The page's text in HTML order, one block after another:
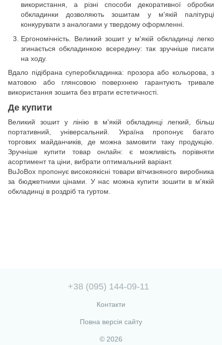
використання, а різні способи декоративної обробки
обкладинки дозволяють зошитам у м'якій палітурці
конкурувати з аналогами у твердому оформленні.
Ергономічність. Великий зошит у м'якій обкладинці легко
згинається обкладинкою всередину: так зручніше писати
на ходу.
Вдало підібрана суперобкладинка: прозора або кольорова, з
матовою або глянсовою поверхнею гарантують тривале
використання зошита без втрати естетичності.
Де купити
Великий зошит у лінію в м'якій обкладинці легкий, більш
портативний, універсальний. Україна пропонує багато
торгових майданчиків, де можна замовити таку продукцію.
Зручніше купити товар онлайн: є можливість порівняти
асортимент та ціни, вибрати оптимальний варіант.
BuJoBox пропонує високоякісні товари вітчизняного виробника
за бюджетними цінами. У нас можна купити зошити в м'якій
обкладинці в роздріб та гуртом.
+38 (095) 144-09-11
Контакти
Повна версія сайту
© 2026